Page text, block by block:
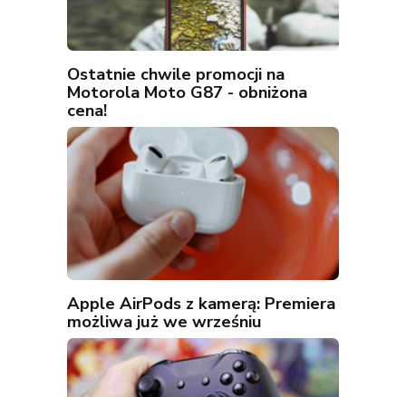
Ostatnie chwile promocji na
Motorola Moto G87 - obniżona
cena!
Apple AirPods z kamerą: Premiera
możliwa już we wrześniu